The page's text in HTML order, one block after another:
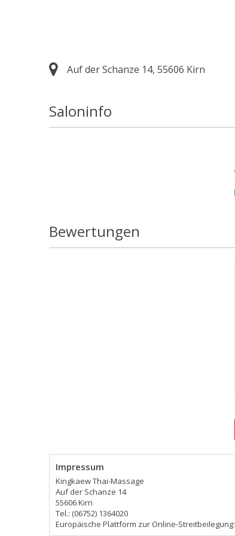
Auf der Schanze 14, 55606 Kirn
Saloninfo
Bewertungen
Impressum
Kingkaew Thai-Massage
Auf der Schanze 14
55606 Kirn
Tel.: (06752) 1364020
Europäische Plattform zur Online-Streitbeilegung: